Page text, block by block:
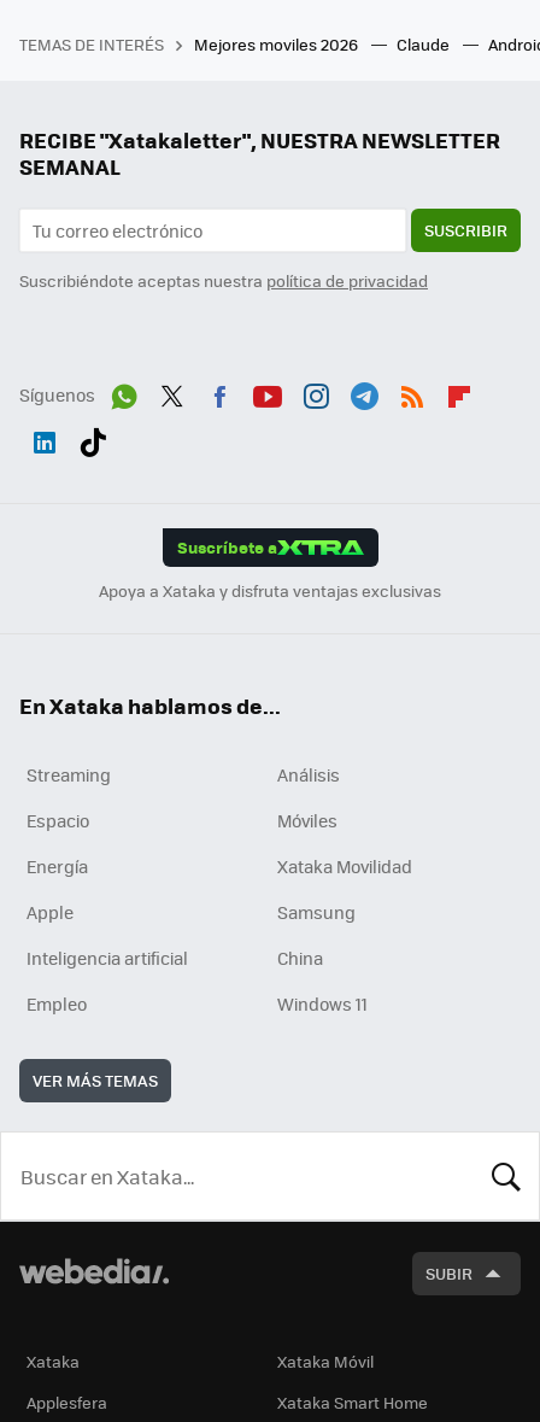
TEMAS DE INTERÉS Mejores moviles 2026 Claude
RECIBE "Xatakaletter", NUESTRA NEWSLETTER
SEMANAL
SUSCRIBIR
Suscribiéndote aceptas nuestra política de privacidad
Síguenos
Suscríbete a
Apoya a Xataka y disfruta ventajas exclusivas
En Xataka hablamos de...
Streaming
Análisis
Espacio
Móviles
Energía
Xataka Movilidad
Apple
Samsung
Inteligencia artificial
China
Empleo
Windows 11
VER MÁS TEMAS
SUBIR
Xataka
Xataka Móvil
Applesfera
Xataka Smart Home